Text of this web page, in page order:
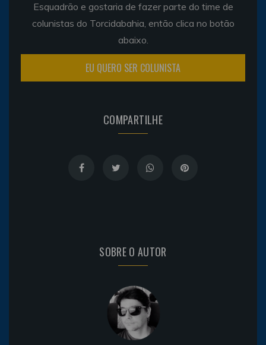
Esquadrão e gostaria de fazer parte do time de
colunistas do Torcidabahia, então clica no botão
abaixo.
EU QUERO SER COLUNISTA
COMPARTILHE
SOBRE O AUTOR